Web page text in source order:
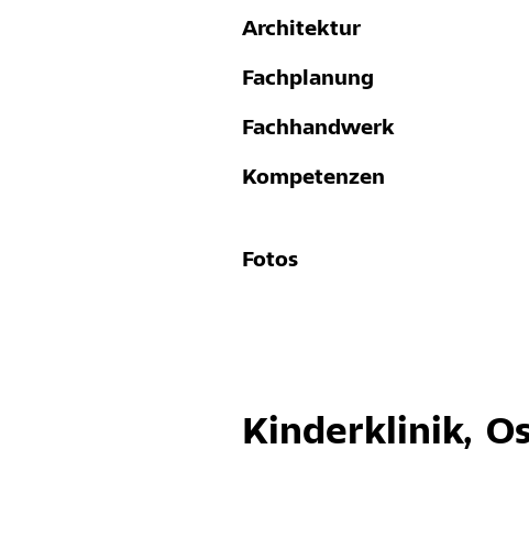
Architektur
Fachplanung
Fachhandwerk
Kompetenzen
Fotos
Kinderklinik,